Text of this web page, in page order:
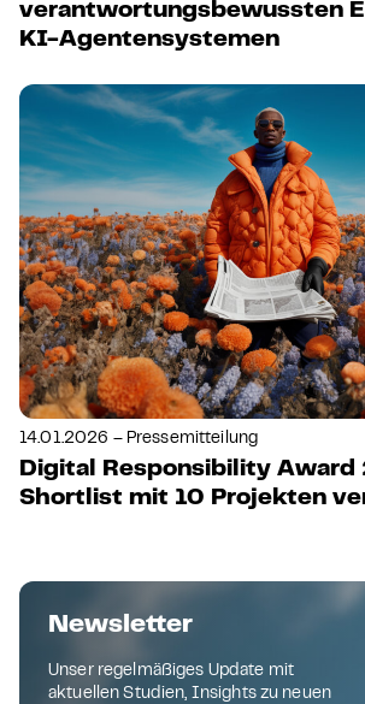
verantwortungsbewussten
KI-Agentensystemen
14.01.2026 – Pressemitteilung
Digital Responsibility Award
Shortlist mit 10 Projekten
Newsletter
Unser regelmäßiges Update mit
aktuellen Studien, Insights zu neuen